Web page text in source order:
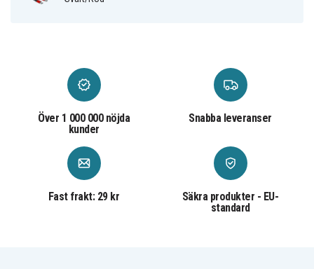
Över 1 000 000 nöjda
kunder
Snabba leveranser
Fast frakt: 29 kr
Säkra produkter - EU-
standard